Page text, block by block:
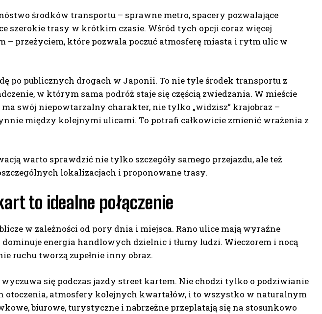
środków transportu – sprawne metro, spacery pozwalające
szerokie trasy w krótkim czasie. Wśród tych opcji coraz więcej
– przeżyciem, które pozwala poczuć atmosferę miasta i rytm ulic w
po publicznych drogach w Japonii. To nie tyle środek transportu z
w którym sama podróż staje się częścią zwiedzania. W mieście
swój niepowtarzalny charakter, nie tylko „widzisz” krajobraz –
między kolejnymi ulicami. To potrafi całkowicie zmienić wrażenia z
warto sprawdzić nie tylko szczegóły samego przejazdu, ale też
lokalizacjach i proponowane trasy.
to idealne połączenie
w zależności od pory dnia i miejsca. Rano ulice mają wyraźne
energia handlowych dzielnic i tłumy ludzi. Wieczorem i nocą
ruchu tworzą zupełnie inny obraz.
się podczas jazdy street kartem. Nie chodzi tylko o podziwianie
otoczenia, atmosfery kolejnych kwartałów, i to wszystko w naturalnym
biurowe, turystyczne i nabrzeżne przeplatają się na stosunkowo